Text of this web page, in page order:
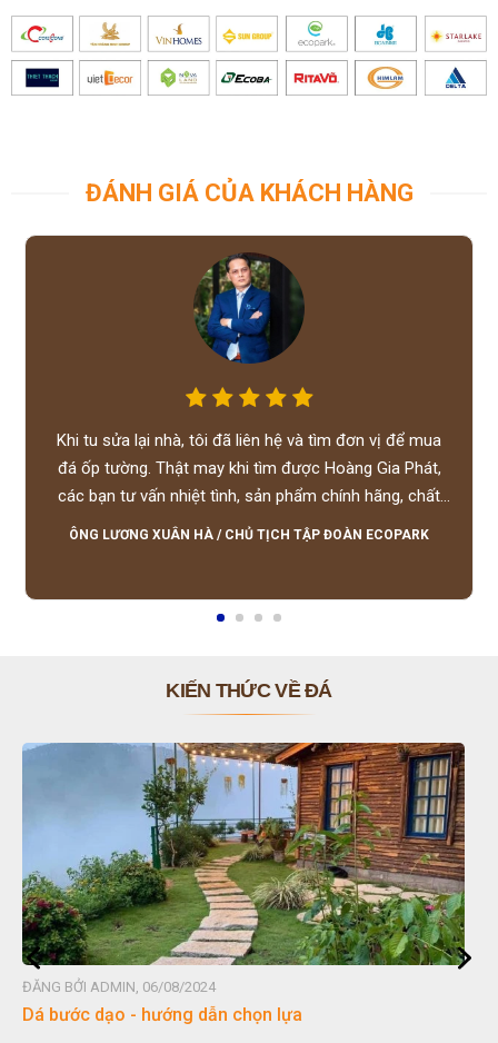
ĐÁNH GIÁ CỦA KHÁCH HÀNG
Khi tu sửa lại nhà, tôi đã liên hệ và tìm đơn vị để mua
đá ốp tường. Thật may khi tìm được Hoàng Gia Phát,
các bạn tư vấn nhiệt tình, sản phẩm chính hãng, chất
lượng tốt, giá hợp lý, hỗ trợ tận tình.
ÔNG LƯƠNG XUÂN HÀ / CHỦ TỊCH TẬP ĐOÀN ECOPARK
KIẾN THỨC VỀ ĐÁ
ĐĂNG BỞI ADMIN, 06/08/2024
Đá non bộ - cách lựa chọn non bộ đẹp